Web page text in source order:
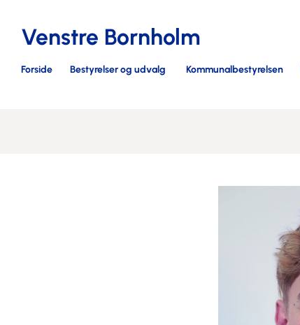
Venstre Bornholm
Forside Bestyrelser og udvalg Kommunalbestyrelsen